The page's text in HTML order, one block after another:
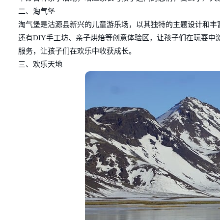
二、淘气堡
淘气堡是沽源县新兴的儿童游乐场，以其独特的主题设计和
还有DIY手工坊、亲子烘焙等创意体验区，让孩子们在玩耍
服务，让孩子们在欢乐中收获成长。
三、欢乐天地